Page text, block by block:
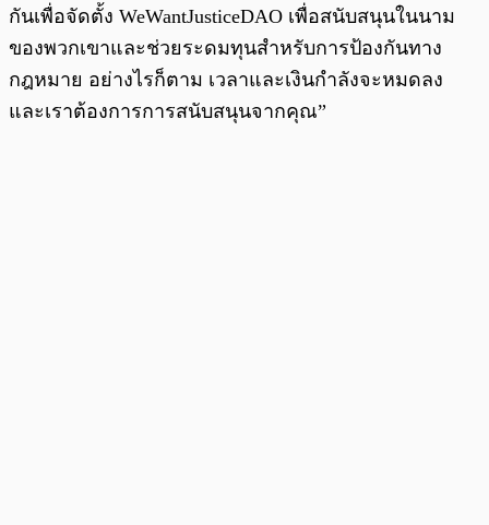
กันเพื่อจัดตั้ง WeWantJusticeDAO เพื่อสนับสนุนในนาม
ของพวกเขาและช่วยระดมทุนสำหรับการป้องกันทาง
กฎหมาย อย่างไรก็ตาม เวลาและเงินกำลังจะหมดลง
และเราต้องการการสนับสนุนจากคุณ”